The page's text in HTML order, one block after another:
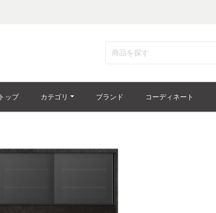
トップ カテゴリ ブランド コーディネート